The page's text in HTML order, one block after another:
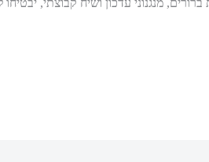
מנגנוני עדכון ושיח קבוצתי,